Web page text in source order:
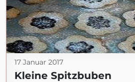
17 Januar 2017
Kleine Spitzbuben